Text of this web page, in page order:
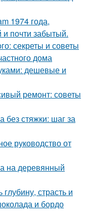
1974 года,
почти забытый.
секреты и советы
дома
дешевые и
ремонт: советы
без стяжки: шаг за
руководство от
на деревянный
страсть и
и бордо